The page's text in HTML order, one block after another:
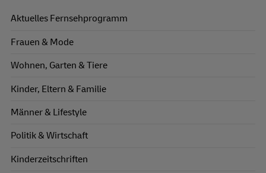
Aktuelles Fernsehprogramm
Frauen & Mode
Wohnen, Garten & Tiere
Kinder, Eltern & Familie
Männer & Lifestyle
Politik & Wirtschaft
Kinderzeitschriften